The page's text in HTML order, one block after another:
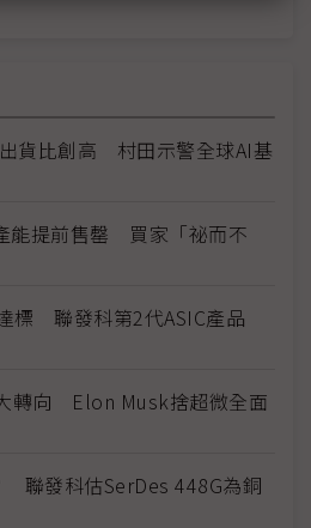
貨比創高 村田示警全球AI基
能提前售罄 買家「祕而不
標 聯發科第2代ASIC產品
轉向 Elon Musk捨超微全面
聯發科估SerDes 448G為銅